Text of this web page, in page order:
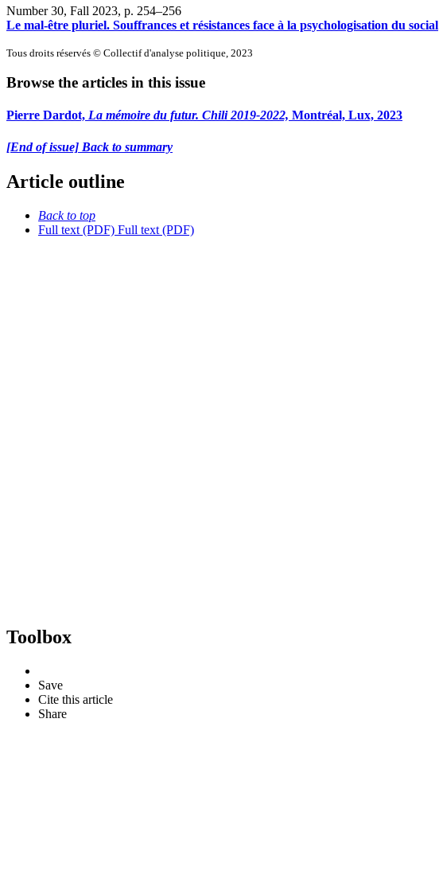
Number 30, Fall 2023, p. 254–256
Le mal-être pluriel. Souffrances et résistances face à la psychologisation du social
Tous droits réservés © Collectif d'analyse politique, 2023
Browse the articles in this issue
Pierre Dardot, La mémoire du futur. Chili 2019-2022, Montréal, Lux, 2023
[End of issue] Back to summary
Article outline
Back to top
Full text (PDF) Full text (PDF)
Toolbox
Save
Cite this article
Share